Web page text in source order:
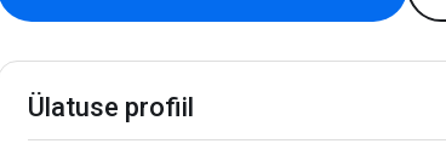
Ülatuse profiil